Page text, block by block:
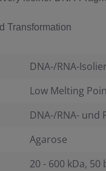
Transformation
DNA-/RNA-
Low Melting
DNA-/RNA-
Agarose
20 - 600 kDa, 50